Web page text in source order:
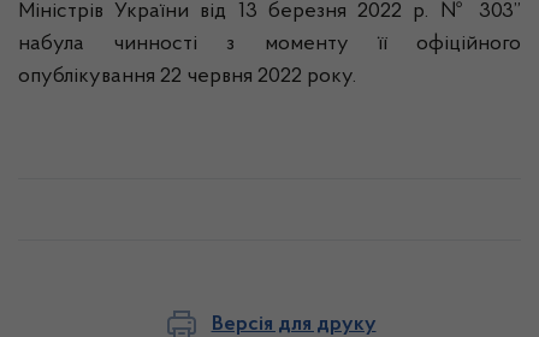
Міністрів України від 13 березня 2022 р. № 303”
набула чинності з моменту її офіційного
опублікування 22 червня 2022 року.
Версія для друку